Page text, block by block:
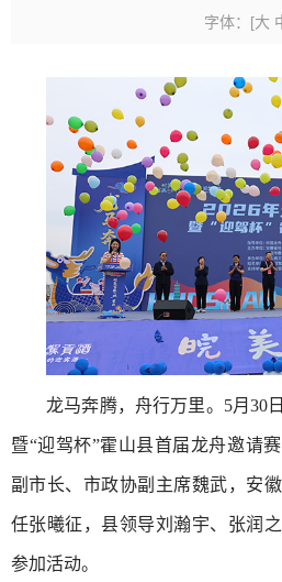
字体： [大
龙马奔腾，舟行万里。5月30
暨“迎驾杯”霍山县首届龙舟邀请
副市长、市政协副主席魏武，安
任张曦征，县领导刘瀚宇、张润
参加活动。